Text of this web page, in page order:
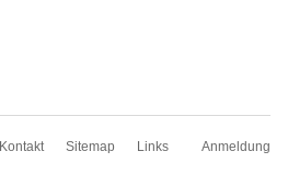
Anmeldung
Kontakt Sitemap
Links